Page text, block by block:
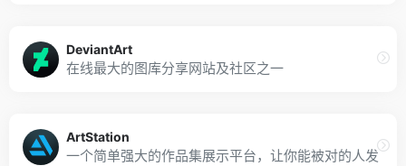
DeviantArt
在线最大的图库分享网站及社区之一
ArtStation
一个简单强大的作品集展示平台，让你能被对的人发掘